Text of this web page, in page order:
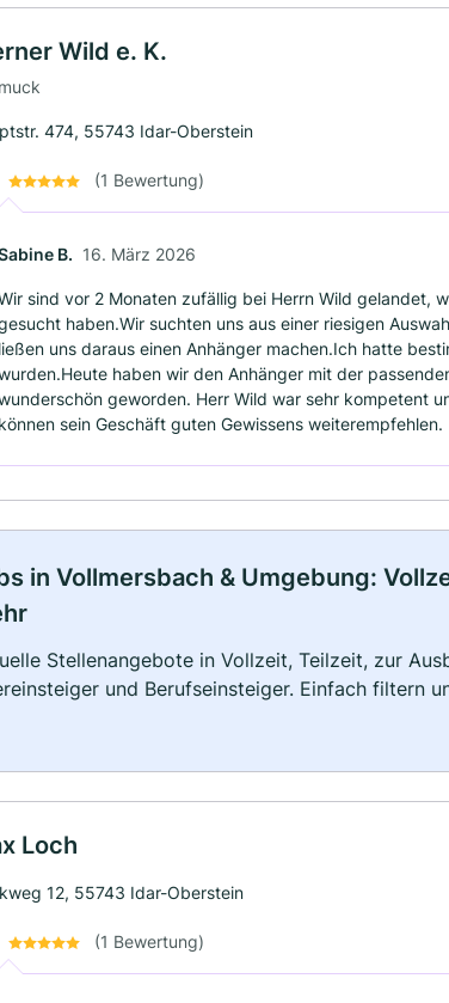
Wild e. K.
474, 55743 Idar-Oberstein
(1 Bewertung)
B. 16. März 2026
sind vor 2 Monaten zufällig bei Herrn Wild gelandet,
haben.Wir suchten uns aus einer riesigen
ließen uns daraus einen Anhänger machen.Ich hatte
haben wir den Anhänger mit der
geworden. Herr Wild war sehr kompetent
können sein Geschäft guten Gewissens weiterempfehlen.
in Vollmersbach & Umgebung:
Stellenangebote in Vollzeit, Teilzeit, zur
und Berufseinsteiger. Einfach filtern
Loch
12, 55743 Idar-Oberstein
(1 Bewertung)